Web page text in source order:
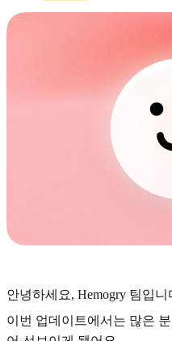
안녕하세요, Hemogry 팀입니
이번 업데이트에서는 많은